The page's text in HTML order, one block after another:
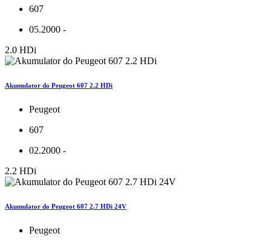
607
05.2000 -
2.0 HDi
Akumulator do Peugeot 607 2.2 HDi
Peugeot
607
02.2000 -
2.2 HDi
Akumulator do Peugeot 607 2.7 HDi 24V
Peugeot